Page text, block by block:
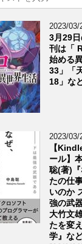
2023/03/
3月29
刊は「
始める
33」「
18」な
2023/03/
【
ール】
聡(著)
たの仕
いのか
強の武
大竹文
たを変
学』な